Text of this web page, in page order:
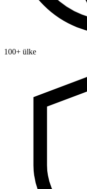
100+ ülke